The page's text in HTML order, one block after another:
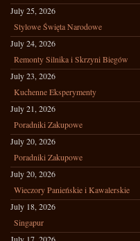
July 25, 2026
Stylowe Święta Narodowe
July 24, 2026
Remonty Silnika i Skrzyni Biegów
July 23, 2026
Kuchenne Eksperymenty
July 21, 2026
Poradniki Zakupowe
July 20, 2026
Poradniki Zakupowe
July 20, 2026
Wieczory Panieńskie i Kawalerskie
July 18, 2026
Singapur